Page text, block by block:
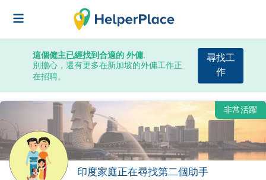
這個僱主已經找到合適的 外傭.
別擔心，還有更多在新加坡的外傭工作正
在招聘。
尋找工
作
非常活躍
印度家庭正在尋找第二個助手